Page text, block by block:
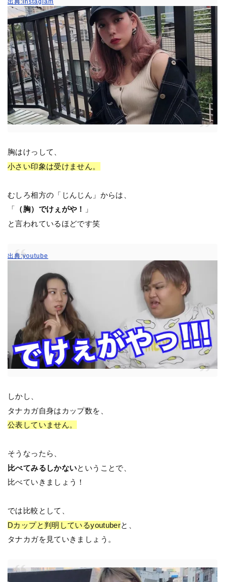
出典:instaglam
胸はけっして、
小さい印象は受けません。
むしろ相方の「じんじん」からは、
「 （胸）でけぇがや！
」
と言われているほどです笑
出典:youtube
しかし、
タナカガ自身はカップ数を、
公表していません。
そうなったら、
比べてみるしかないということで、
比べていきましょう！
では比較として、
Dカップと判明しているyoutuberと、
タナカガを見ていきましょう。